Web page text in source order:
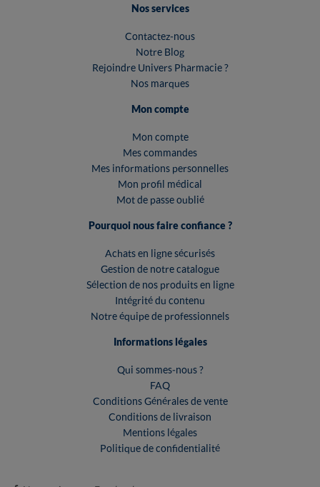
Nos services
Contactez-nous
Notre Blog
Rejoindre Univers Pharmacie ?
Nos marques
Mon compte
Mon compte
Mes commandes
Mes informations personnelles
Mon profil médical
Mot de passe oublié
Pourquoi nous faire confiance ?
Achats en ligne sécurisés
Gestion de notre catalogue
Sélection de nos produits en ligne
Intégrité du contenu
Notre équipe de professionnels
Informations légales
Qui sommes-nous ?
FAQ
Conditions Générales de vente
Conditions de livraison
Mentions légales
Politique de confidentialité